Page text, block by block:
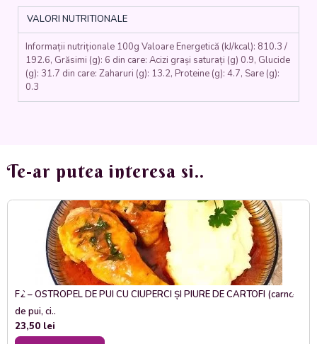
VALORI NUTRITIONALE
Informații nutriționale 100g Valoare Energetică (kJ/kcal): 810.3 /
192.6, Grăsimi (g): 6 din care: Acizi grași saturați (g) 0.9, Glucide
(g): 31.7 din care: Zaharuri (g): 13.2, Proteine (g): 4.7, Sare (g):
0.3
Te-ar putea interesa si..
F2 – OSTROPEL DE PUI CU CIUPERCI ȘI PIURE DE CARTOFI (carne
de pui, ci..
23,50 lei